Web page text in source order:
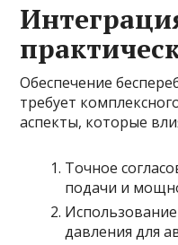
Обеспечение
требует
аспекты, которые
Точное
подачи и
давления для